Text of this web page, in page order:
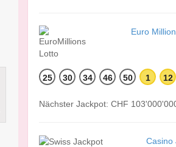
Euro
25 30 34 46 50 1 12
Nächster Jackpot: CHF
Casino